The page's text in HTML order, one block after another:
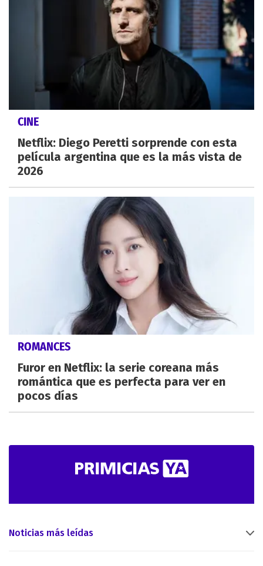
CINE
Netflix: Diego Peretti sorprende con esta
película argentina que es la más vista de
2026
ROMANCES
Furor en Netflix: la serie coreana más
romántica que es perfecta para ver en
pocos días
Noticias más leídas